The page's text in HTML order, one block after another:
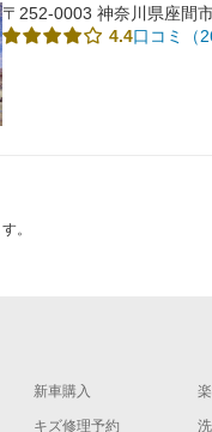
〒252-0003 神奈川県座間
4.4口コミ（
。
新車購入
キズ修理予約